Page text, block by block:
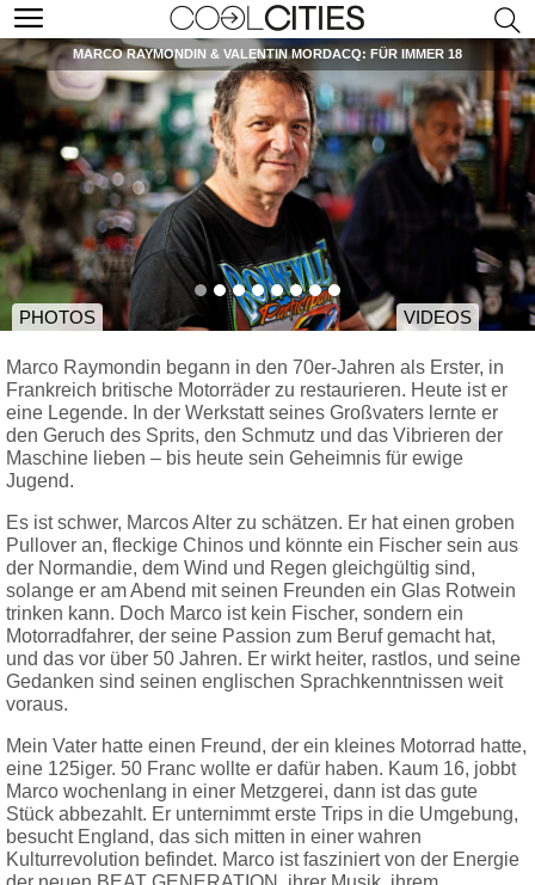
MARCO RAYMONDIN & VALENTIN MORDACQ: FÜR IMMER 18
PHOTOS VIDEOS
Marco Raymondin begann in den 70er-Jahren als Erster, in
Frankreich britische Motorräder zu restaurieren. Heute ist er
eine Legende. In der Werkstatt seines Großvaters lernte er
den Geruch des Sprits, den Schmutz und das Vibrieren der
Maschine lieben – bis heute sein Geheimnis für ewige
Jugend.
Es ist schwer, Marcos Alter zu schätzen. Er hat einen groben
Pullover an, fleckige Chinos und könnte ein Fischer sein aus
der Normandie, dem Wind und Regen gleichgültig sind,
solange er am Abend mit seinen Freunden ein Glas Rotwein
trinken kann. Doch Marco ist kein Fischer, sondern ein
Motorradfahrer, der seine Passion zum Beruf gemacht hat,
und das vor über 50 Jahren. Er wirkt heiter, rastlos, und seine
Gedanken sind seinen englischen Sprachkenntnissen weit
voraus.
Mein Vater hatte einen Freund, der ein kleines Motorrad hatte,
eine 125iger. 50 Franc wollte er dafür haben. Kaum 16, jobbt
Marco wochenlang in einer Metzgerei, dann ist das gute
Stück abbezahlt. Er unternimmt erste Trips in die Umgebung,
besucht England, das sich mitten in einer wahren
Kulturrevolution befindet. Marco ist fasziniert von der Energie